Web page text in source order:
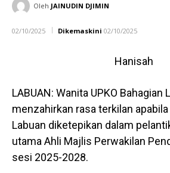
Oleh JAINUDIN DJIMIN
02/10/2025 Dikemaskini 02/10/2025
Hanisah
LABUAN: Wanita UPKO Bahagian
menzahirkan rasa terkilan
Labuan diketepikan dalam
utama Ahli Majlis Perwakilan
sesi 2025-2028.